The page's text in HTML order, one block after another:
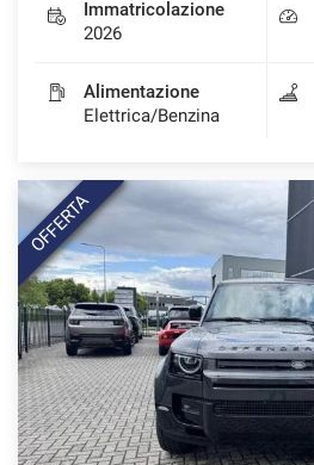
Immatricolazione
2026
Alimentazione
Elettrica/Benzina
OFFERTA